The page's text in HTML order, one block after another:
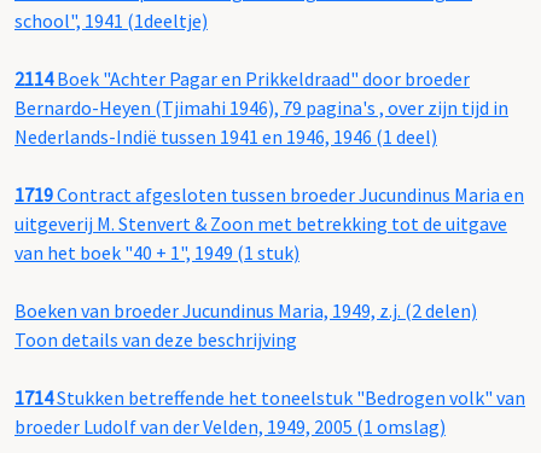
school", 1941 (1deeltje)
2114Boek "Achter Pagar en Prikkeldraad" door broeder
Bernardo-Heyen (Tjimahi 1946), 79 pagina's , over zijn tijd in
Nederlands-Indië tussen 1941 en 1946, 1946 (1 deel)
1719Contract afgesloten tussen broeder Jucundinus Maria en
uitgeverij M. Stenvert & Zoon met betrekking tot de uitgave
van het boek "40 + 1", 1949 (1 stuk)
Boeken van broeder Jucundinus Maria, 1949, z.j. (2 delen)
Toon details van deze beschrijving
1714Stukken betreffende het toneelstuk "Bedrogen volk" van
broeder Ludolf van der Velden, 1949, 2005 (1 omslag)